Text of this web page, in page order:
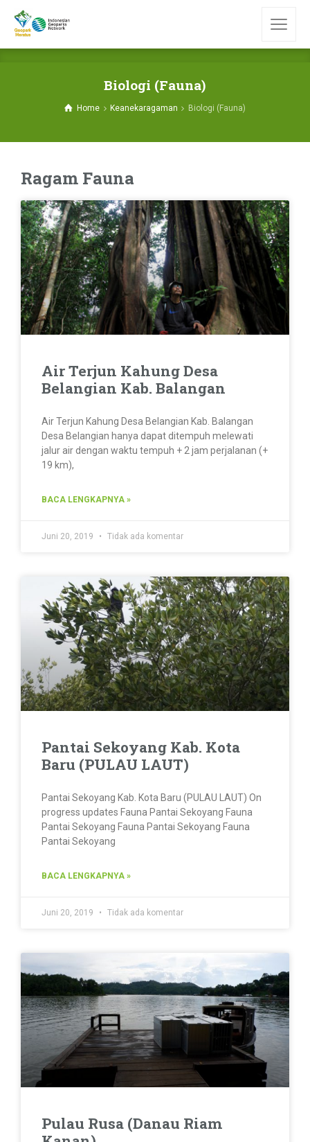
Biologi (Fauna)
Home Keanekaragaman Biologi (Fauna)
Ragam Fauna
Air Terjun Kahung Desa
Belangian Kab. Balangan
Air Terjun Kahung Desa Belangian Kab. Balangan
Desa Belangian hanya dapat ditempuh melewati
jalur air dengan waktu tempuh + 2 jam perjalanan (+
19 km),
BACA LENGKAPNYA »
Juni 20, 2019 Tidak ada komentar
Pantai Sekoyang Kab. Kota
Baru (PULAU LAUT)
Pantai Sekoyang Kab. Kota Baru (PULAU LAUT) On
progress updates Fauna Pantai Sekoyang Fauna
Pantai Sekoyang Fauna Pantai Sekoyang Fauna
Pantai Sekoyang
BACA LENGKAPNYA »
Juni 20, 2019 Tidak ada komentar
Pulau Rusa (Danau Riam